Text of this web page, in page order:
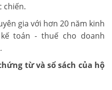
chiến.
gia với hơn 20 năm kinh
toán - thuế cho doanh
từ và sổ sách của hộ